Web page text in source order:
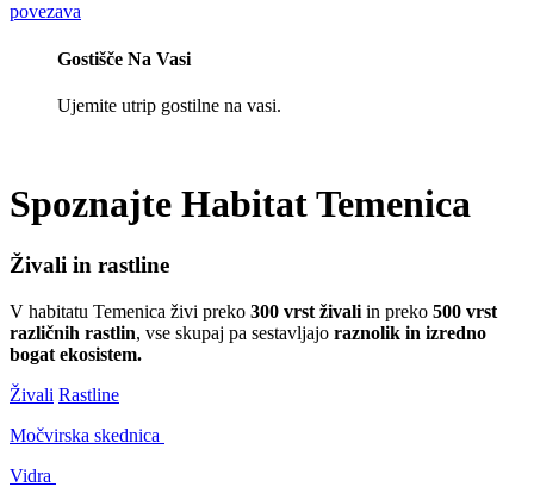
povezava
Gostišče Na Vasi
Ujemite utrip gostilne na vasi.
Spoznajte Habitat Temenica
Živali in rastline
V habitatu Temenica živi preko 300 vrst živali in preko 500 vrst
različnih rastlin, vse skupaj pa sestavljajo raznolik in izredno
bogat ekosistem.
Živali Rastline
Močvirska skednica
Vidra